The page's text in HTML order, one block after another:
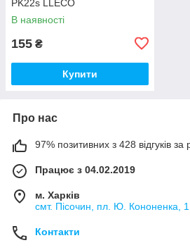
PK22s LLECO
В наявності
155 ₴
Купити
Про нас
97% позитивних з 428 відгуків за
Працює з 04.02.2019
м. Харків
смт. Пісочин, пл. Ю. Кононенка,
Контакти